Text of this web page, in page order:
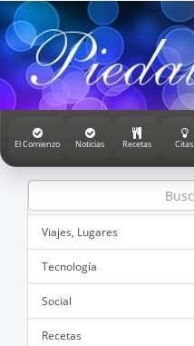
El Comienzo Noticias Recetas Citas
Viajes, Lugares
Tecnología
Social
Recetas